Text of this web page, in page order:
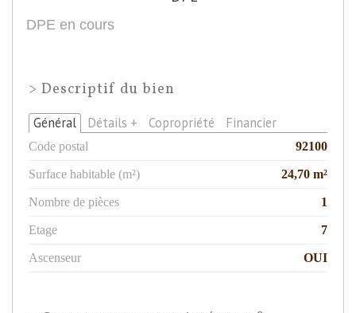
DPE en cours
> Descriptif du bien
Général Détails + Copropriété Financier
Code postal
92100
Surface habitable (m²)
24,70 m²
Nombre de pièces
1
Etage
7
Ascenseur
OUI